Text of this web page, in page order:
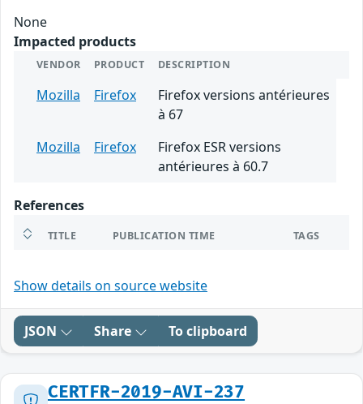
None
Impacted products
VENDOR PRODUCT DESCRIPTION
Mozilla Firefox
Firefox versions antérieures
à 67
Mozilla
Firefox
Firefox ESR versions
antérieures à 60.7
References
TITLE PUBLICATION TIME TAGS
Show details on source website
JSON Share To clipboard
CERTFR-2019-AVI-237